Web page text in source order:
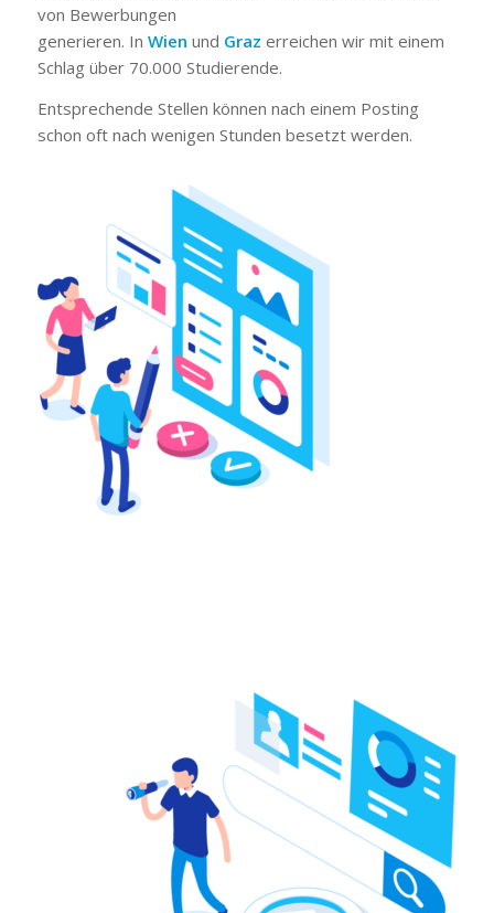
von Bewerbungen
generieren. In Wien und Graz erreichen wir mit einem
Schlag über 70.000 Studierende.
Entsprechende Stellen können nach einem Posting
schon oft nach wenigen Stunden besetzt werden.